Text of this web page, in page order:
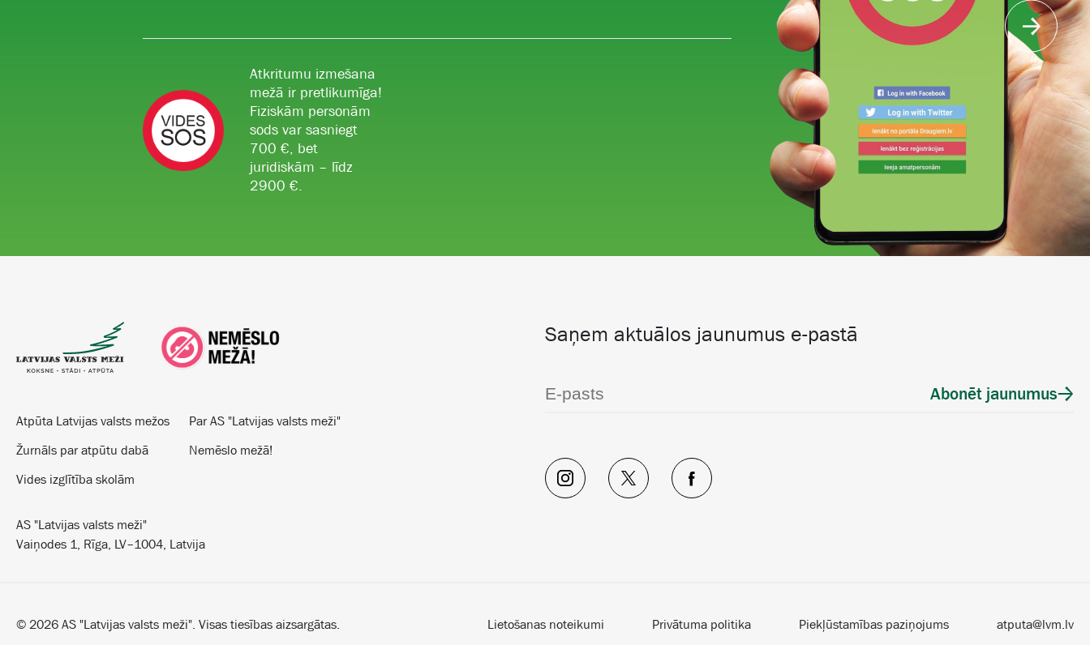
Atkritumu izmešana
mežā ir pretlikumīga!
Fiziskām personām
sods var sasniegt
700 €, bet
juridiskām – līdz
2900 €.
Atpūta Latvijas valsts mežos
Par AS "Latvijas valsts meži"
Žurnāls par atpūtu dabā
Nemēslo mežā!
Vides izglītība skolām
AS "Latvijas valsts meži"
Vaiņodes 1, Rīga, LV–1004, Latvija
Saņem aktuālos jaunumus e-pastā
Abonēt jaunumus
©2026AS "Latvijas valsts meži". Visas tiesības aizsargātas. Lietošanas noteikumi Privātuma politika Piekļūstamības paziņojums atputa@lvm.lv